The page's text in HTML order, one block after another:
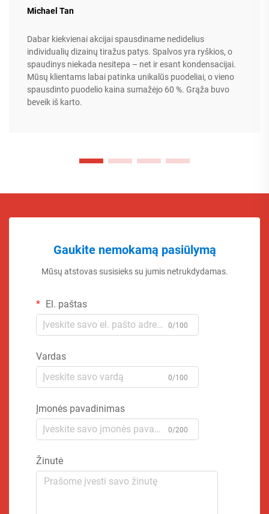
Michael Tan
Dabar kiekvienai akcijai spausdiname nedidelius
individualių dizainų tiražus patys. Spalvos yra ryškios, o
spaudinys niekada nesitepa – net ir esant kondensacijai.
Mūsų klientams labai patinka unikalūs puodeliai, o vieno
spausdinto puodelio kaina sumažėjo 60 %. Grąža buvo
beveik iš karto.
Gaukite nemokamą pasiūlymą
Mūsų atstovas susisieks su jumis netrukdydamas.
El. paštas
0/100
Vardas
0/100
Įmonės pavadinimas
0/200
Žinutė